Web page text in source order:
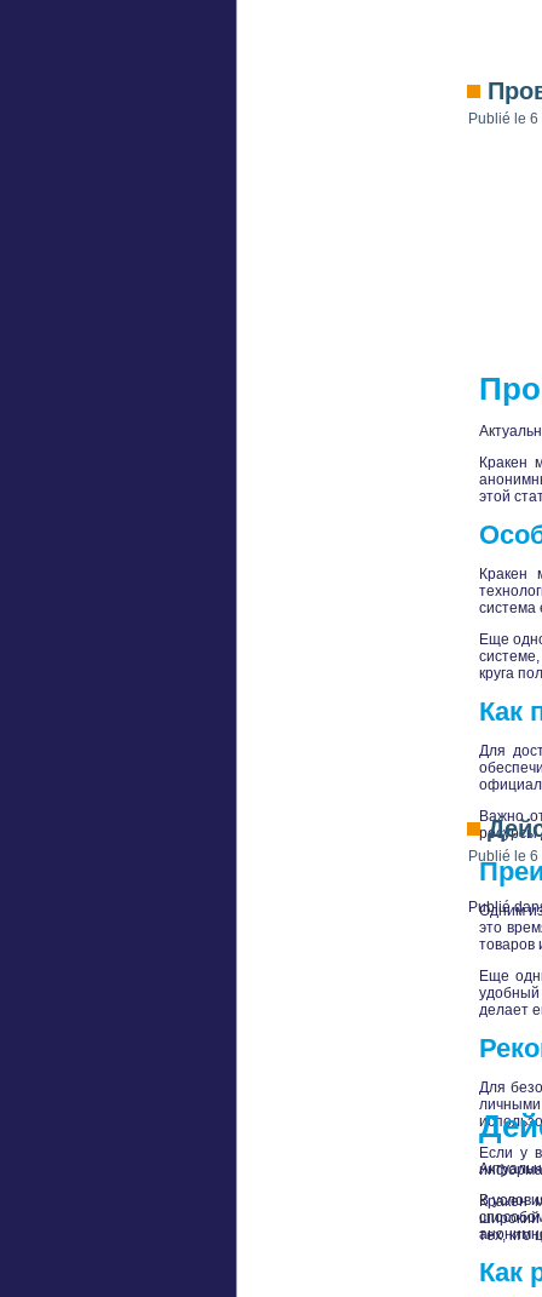
Publié le 6
Кракен
этой
Кракен
система
Еще
круга
Как
Для
Важно
ресурсы
Одним
это
товаров
Еще
удобный
делает
Для
личными
Если у
Кракен
широкий
тех, кто
Publié
Publié le 6
В
Как